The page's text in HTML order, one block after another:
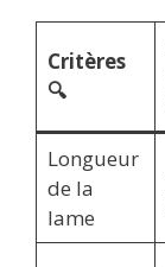
Critères
🔍
Longueur
de la
lame